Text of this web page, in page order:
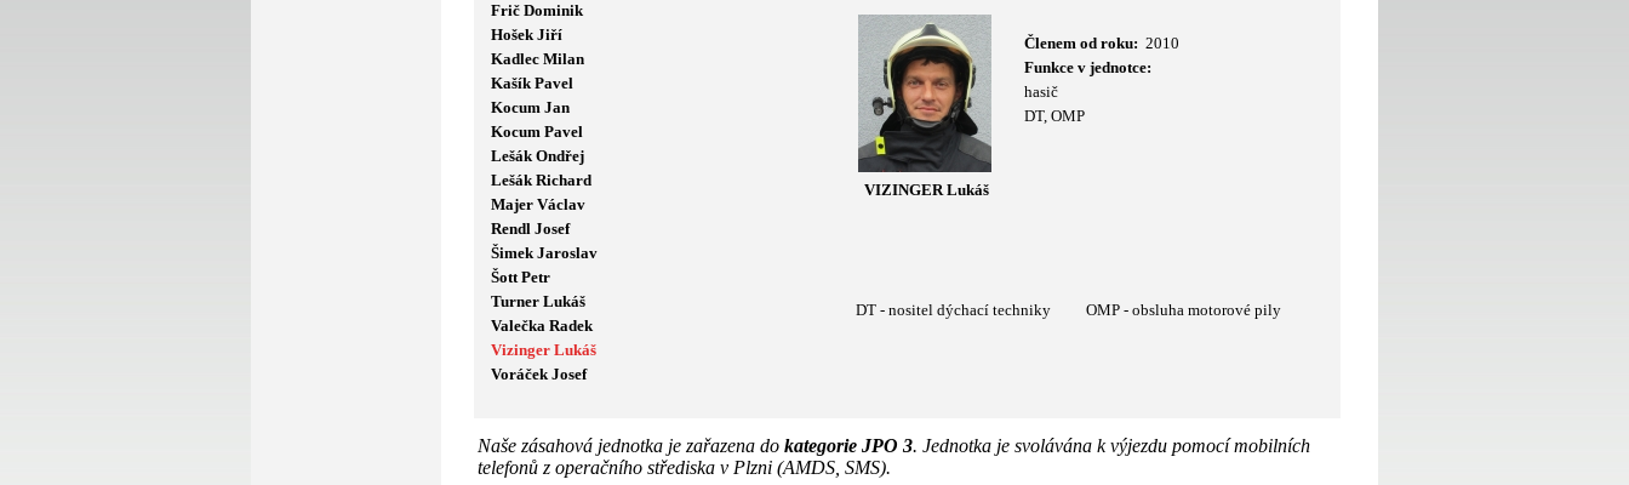
Frič Dominik
Hošek Jiří
Kadlec Milan
Kašík Pavel
Kocum Jan
Kocum Pavel
Lešák Ondřej
Lešák Richard
Majer Václav
Rendl Josef
Šimek Jaroslav
Šott Petr
Turner Lukáš
Valečka Radek
Vizinger Lukáš
Voráček Josef
Členem od roku: 2010
Funkce v jednotce:
hasič
DT, OMP
VIZINGER Lukáš
DT - nositel dýchací techniky OMP - obsluha motorové pily
Naše zásahová jednotka je zařazena do kategorie JPO 3. Jednotka je svolávána k výjezdu pomocí mobilních
telefonů z operačního střediska v Plzni (AMDS, SMS).